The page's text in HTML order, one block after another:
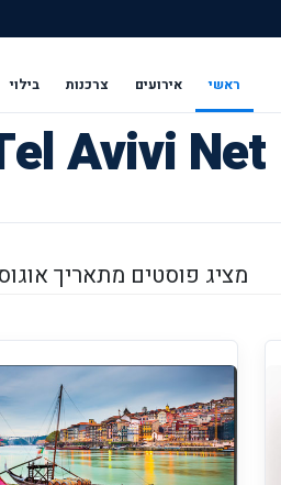
ראשי אירועים צרכנות בילוי
מציג פוסטים מתאריך אוגוסט 2,